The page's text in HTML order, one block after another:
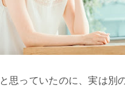
と思っていたのに、実は別